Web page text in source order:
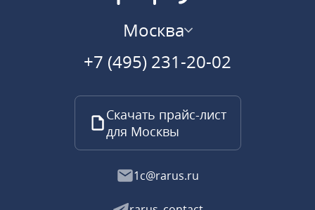
Москва
+7 (495) 231-20-02
Скачать прайс-лист
для Москвы
1c@rarus.ru